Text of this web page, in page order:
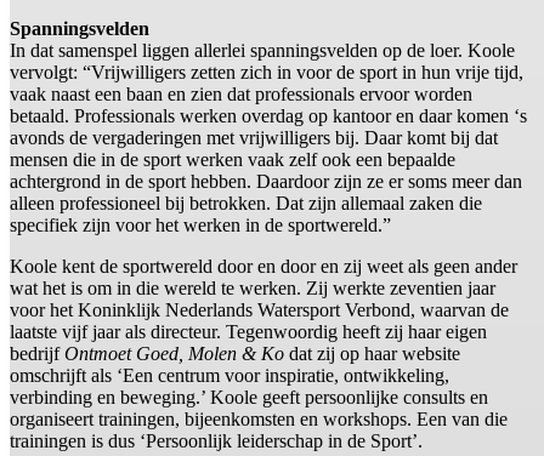
Spanningsvelden
In dat samenspel liggen allerlei spanningsvelden op de loer. Koole
vervolgt: “Vrijwilligers zetten zich in voor de sport in hun vrije tijd,
vaak naast een baan en zien dat professionals ervoor worden
betaald. Professionals werken overdag op kantoor en daar komen ‘s
avonds de vergaderingen met vrijwilligers bij. Daar komt bij dat
mensen die in de sport werken vaak zelf ook een bepaalde
achtergrond in de sport hebben. Daardoor zijn ze er soms meer dan
alleen professioneel bij betrokken. Dat zijn allemaal zaken die
specifiek zijn voor het werken in de sportwereld.”
Koole kent de sportwereld door en door en zij weet als geen ander
wat het is om in die wereld te werken. Zij werkte zeventien jaar
voor het Koninklijk Nederlands Watersport Verbond, waarvan de
laatste vijf jaar als directeur. Tegenwoordig heeft zij haar eigen
bedrijfOntmoet Goed, Molen & Ko dat zij op haar website
omschrijft als ‘Een centrum voor inspiratie, ontwikkeling,
verbinding en beweging.’ Koole geeft persoonlijke consults en
organiseert trainingen, bijeenkomsten en workshops. Een van die
trainingen is dus ‘Persoonlijk leiderschap in de Sport’.